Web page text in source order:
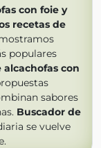
con foie y
recetas de
populares
con
sabores
Buscador de
se vuelve